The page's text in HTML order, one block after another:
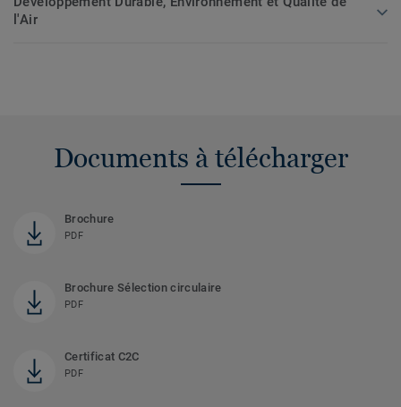
l'Air
Documents à télécharger
Brochure
PDF
Brochure Sélection circulaire
PDF
Certificat C2C
PDF